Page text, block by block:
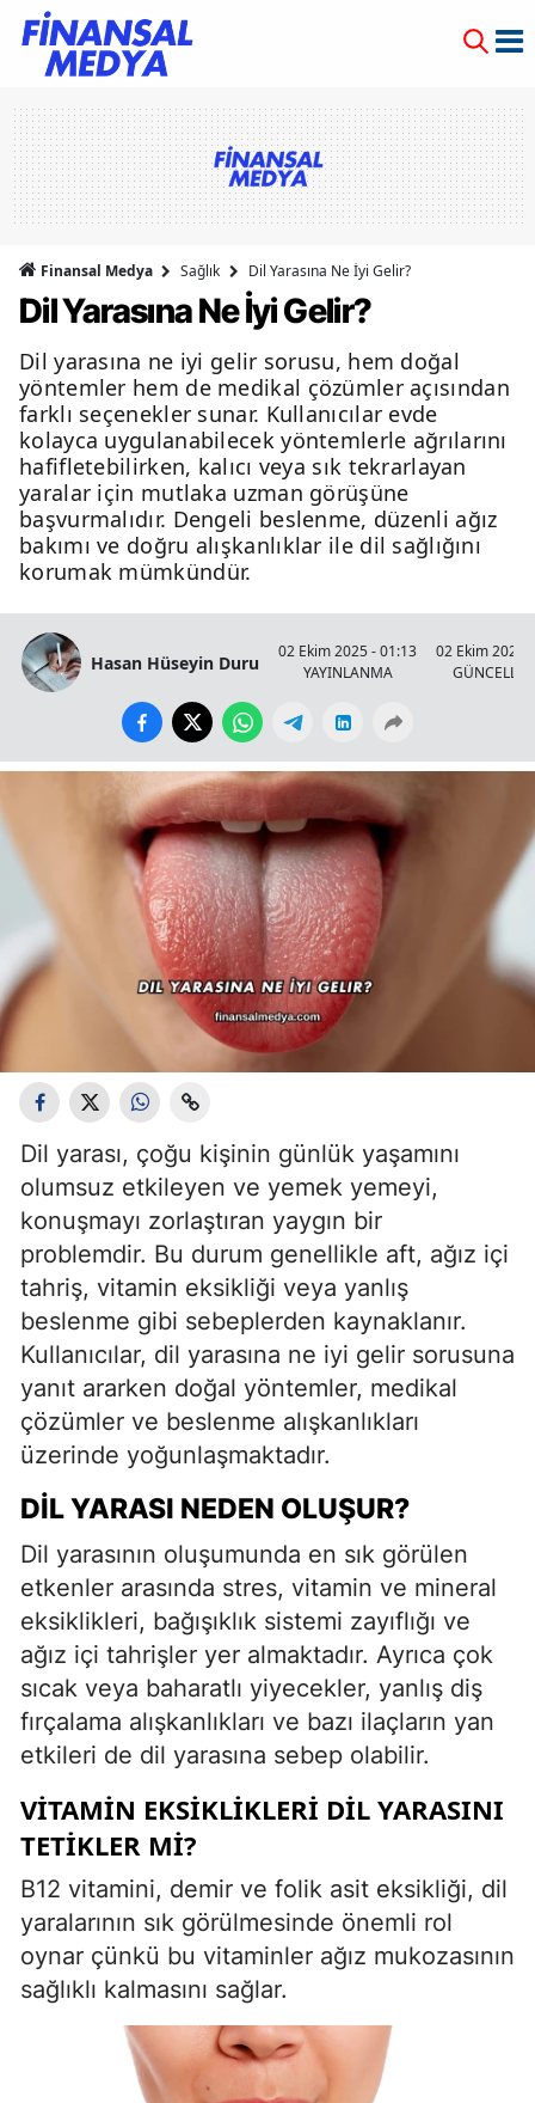
Finansal Medya Sağlık Dil Yarasına Ne İyi Gelir?
Dil Yarasına Ne İyi Gelir?
Dil yarasına ne iyi gelir sorusu, hem doğal
yöntemler hem de medikal çözümler açısından
farklı seçenekler sunar. Kullanıcılar evde
kolayca uygulanabilecek yöntemlerle ağrılarını
hafifletebilirken, kalıcı veya sık tekrarlayan
yaralar için mutlaka uzman görüşüne
başvurmalıdır. Dengeli beslenme, düzenli ağız
bakımı ve doğru alışkanlıklar ile dil sağlığını
korumak mümkündür.
Hasan Hüseyin Duru
02 Ekim 2025 - 01:13
YAYINLANMA
02 Ekim 2025
Dil yarası, çoğu kişinin günlük yaşamını
olumsuz etkileyen ve yemek yemeyi,
konuşmayı zorlaştıran yaygın bir
problemdir. Bu durum genellikle aft, ağız içi
tahriş, vitamin eksikliği veya yanlış
beslenme gibi sebeplerden kaynaklanır.
Kullanıcılar, dil yarasına ne iyi gelir sorusuna
yanıt ararken doğal yöntemler, medikal
çözümler ve beslenme alışkanlıkları
üzerinde yoğunlaşmaktadır.
DIL YARASI NEDEN OLUŞUR?
Dil yarasının oluşumunda en sık görülen
etkenler arasında stres, vitamin ve mineral
eksiklikleri, bağışıklık sistemi zayıflığı ve
ağız içi tahrişler yer almaktadır. Ayrıca çok
sıcak veya baharatlı yiyecekler, yanlış diş
fırçalama alışkanlıkları ve bazı ilaçların yan
etkileri de dil yarasına sebep olabilir.
VITAMIN EKSIKLIKLERI DIL YARASINI
TETIKLER MI?
B12 vitamini, demir ve folik asit eksikliği, dil
yaralarının sık görülmesinde önemli rol
oynar çünkü bu vitaminler ağız mukozasının
sağlıklı kalmasını sağlar.